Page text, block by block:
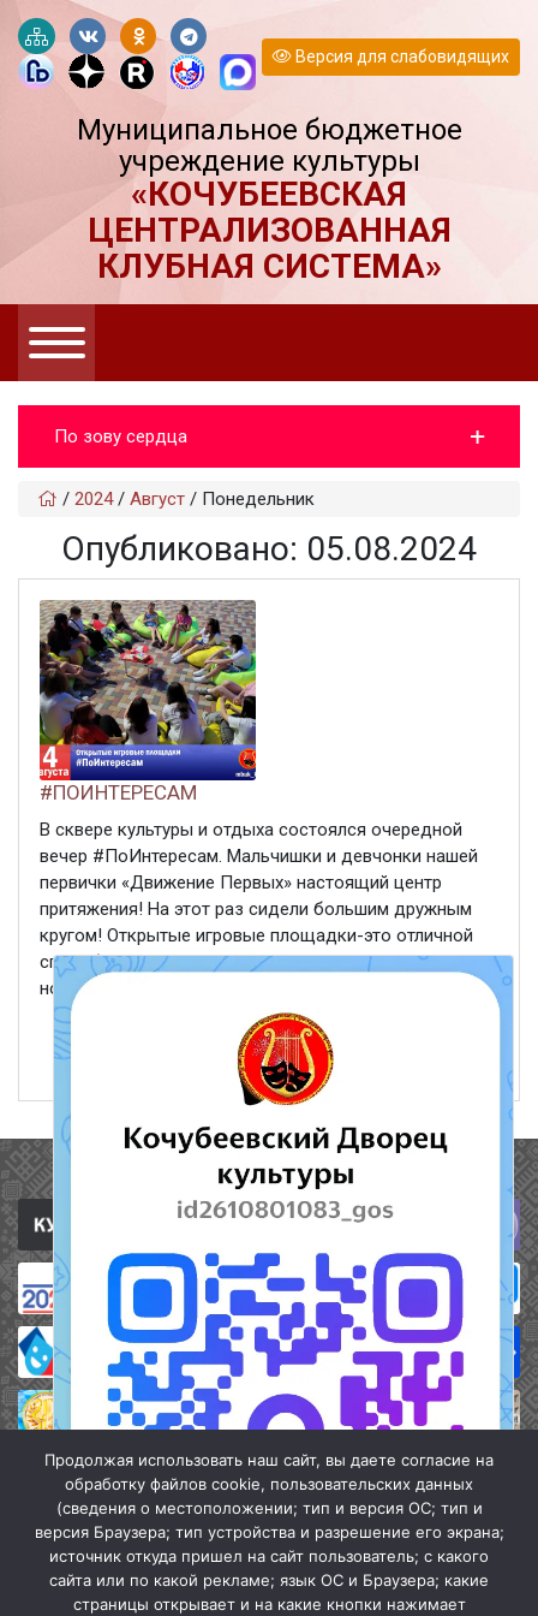
Версия для слабовидящих
Муниципальное бюджетное
учреждение культуры
«КОЧУБЕЕВСКАЯ
ЦЕНТРАЛИЗОВАННАЯ
КЛУБНАЯ СИСТЕМА»
По зову сердца
/ 2024/ Август / Понедельник
Опубликовано: 05.08.2024
#ПОИНТЕРЕСАМ
В сквере культуры и отдыха состоялся очередной
вечер #ПоИнтересам. Мальчишки и девчонки нашей
первички «Движение Первых» настоящий центр
притяжения! На этот раз сидели большим дружным
кругом! Открытые игровые площадки-это отличной
способ провести вечер весело, познакомиться с
новыми ...
Полезные ссылки
Продолжая использовать наш сайт, вы даете согласие на
обработку файлов cookie, пользовательских данных
(сведения о местоположении; тип и версия ОС; тип и
версия Браузера; тип устройства и разрешение его экрана;
источник откуда пришел на сайт пользователь; с какого
сайта или по какой рекламе; язык ОС и Браузера; какие
страницы открывает и на какие кнопки нажимает